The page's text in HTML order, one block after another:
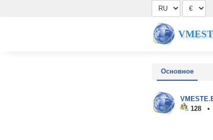
Основное
128 •